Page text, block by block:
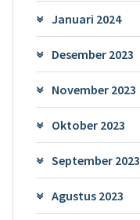
Januari 2024
Desember 2023
November 2023
Oktober 2023
September 2023
Agustus 2023